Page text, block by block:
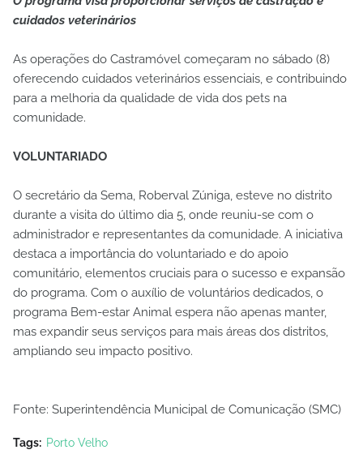
cuidados veterinários
As operações do Castramóvel começaram no sábado (8)
oferecendo cuidados veterinários essenciais, e contribuindo
para a melhoria da qualidade de vida dos pets na
comunidade.
VOLUNTARIADO
O secretário da Sema, Roberval Zúniga, esteve no distrito
durante a visita do último dia 5, onde reuniu-se com o
administrador e representantes da comunidade. A iniciativa
destaca a importância do voluntariado e do apoio
comunitário, elementos cruciais para o sucesso e expansão
do programa. Com o auxílio de voluntários dedicados, o
programa Bem-estar Animal espera não apenas manter,
mas expandir seus serviços para mais áreas dos distritos,
ampliando seu impacto positivo.
Fonte: Superintendência Municipal de Comunicação (SMC)
Tags: Porto Velho